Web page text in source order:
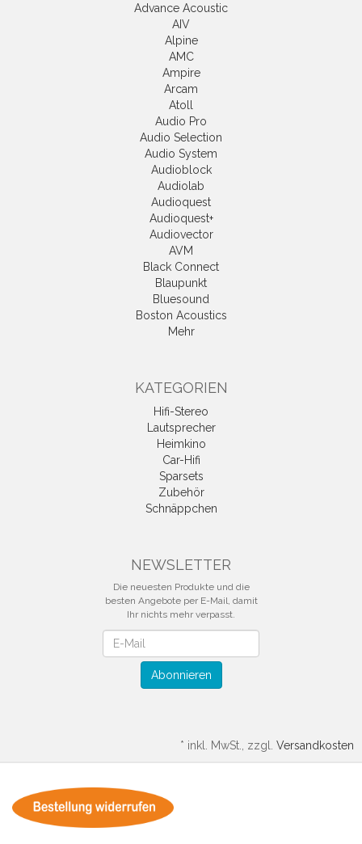
Advance Acoustic
AIV
Alpine
AMC
Ampire
Arcam
Atoll
Audio Pro
Audio Selection
Audio System
Audioblock
Audiolab
Audioquest
Audioquest+
Audiovector
AVM
Black Connect
Blaupunkt
Bluesound
Boston Acoustics
Mehr
KATEGORIEN
Hifi-Stereo
Lautsprecher
Heimkino
Car-Hifi
Sparsets
Zubehör
Schnäppchen
NEWSLETTER
Die neuesten Produkte und die
besten Angebote per E-Mail, damit
Ihr nichts mehr verpasst.
Abonnieren
* inkl. MwSt., zzgl. Versandkosten